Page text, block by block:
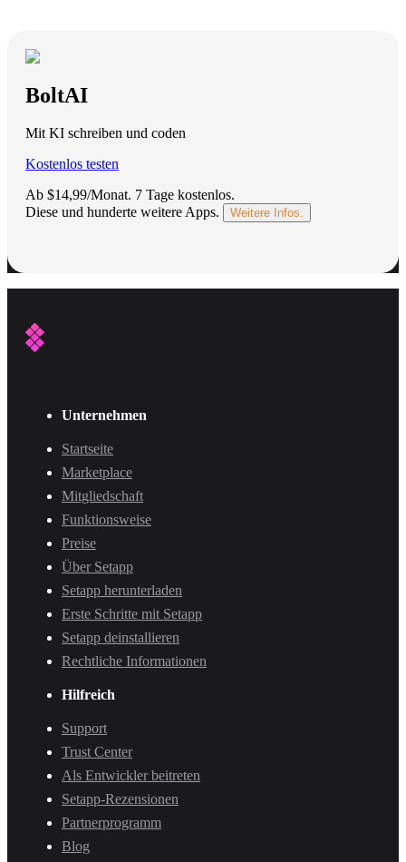
BoltAI
Mit KI schreiben und coden
Kostenlos testen
Ab $14,99/Monat. 7 Tage kostenlos.
Diese und hunderte weitere Apps.
Weitere Infos.
Unternehmen
Startseite
Marketplace
Mitgliedschaft
Funktionsweise
Preise
Über Setapp
Setapp herunterladen
Erste Schritte mit Setapp
Setapp deinstallieren
Rechtliche Informationen
Hilfreich
Support
Trust Center
Als Entwickler beitreten
Setapp-Rezensionen
Partnerprogramm
Blog